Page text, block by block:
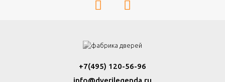
+7(495) 120-56-96
info@dverilegenda.ru